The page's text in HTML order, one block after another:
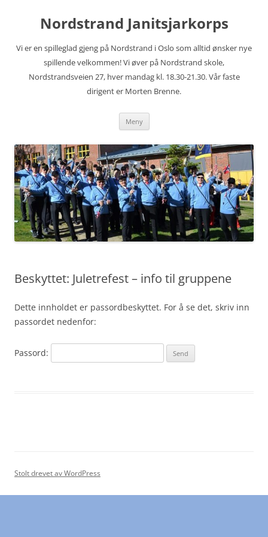
innholdNordstrand Janitsjarkorps
Vi er en spilleglad gjeng på Nordstrand i Oslo som alltid ønsker nye
spillende velkommen! Vi øver på Nordstrand skole,
Nordstrandsveien 27, hver mandag kl. 18.30-21.30. Vår faste
dirigent er Morten Brenne.
Meny
Beskyttet: Juletrefest – info til gruppene
Dette innholdet er passordbeskyttet. For å se det, skriv inn
passordet nedenfor:
Passord:
Stolt drevet av WordPress